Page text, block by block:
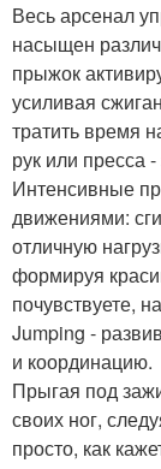
Весь арсенал
насыщен
прыжок
усиливая
тратить время
рук или пресса
Интенсивные
движениями:
отличную
формируя
почувствуете,
Jumping -
и координацию.
Прыгая под
своих ног,
просто, как